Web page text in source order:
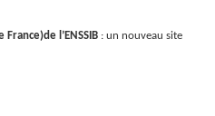
l’ENSSIB : un nouveau site